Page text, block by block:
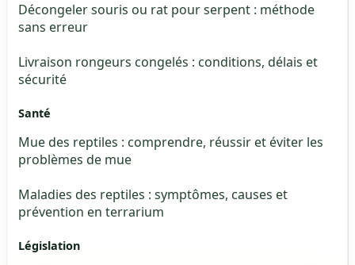
Décongeler souris ou rat pour serpent : méthode
sans erreur
Livraison rongeurs congelés : conditions, délais et
sécurité
Santé
Mue des reptiles : comprendre, réussir et éviter les
problèmes de mue
Maladies des reptiles : symptômes, causes et
prévention en terrarium
Législation